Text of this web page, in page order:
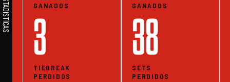
GANADOS
3
TIEBREAK
PERDIDOS
GANADOS
38
SETS
PERDIDOS